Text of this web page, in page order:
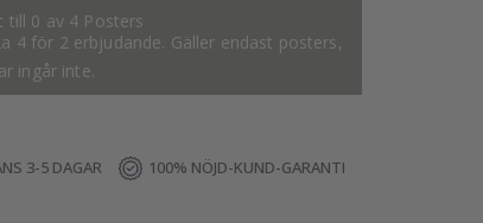
till 0 av 4 Posters
4 för 2 erbjudande. Gäller endast posters,
ingår inte.
3-5 DAGAR 100% NÖJD-KUND-GARANTI